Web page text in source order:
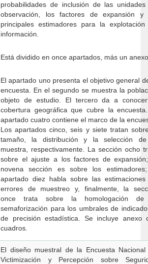
probabilidades de inclusión de las
observación, los factores de expansión y
principales estimadores para la
información.
Está dividido en once apartados, más un
El apartado uno presenta el objetivo general
encuesta. En el segundo se muestra la
objeto de estudio. El tercero da a
cobertura geográfica que cubre la
apartado cuatro contiene el marco de la
Los apartados cinco, seis y siete tratan
tamaño, la distribución y la selección
muestra, respectivamente. La sección ocho
sobre el ajuste a los factores de
novena sección es sobre los estimadores;
apartado diez habla sobre las
errores de muestreo y, finalmente, la
once trata sobre la homologación
semaforización para los umbrales de
de precisión estadística. Se incluye anexo
cuadros.
El diseño muestral de la Encuesta
Victimización y Percepción sobre